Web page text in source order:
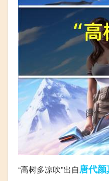
“高树多凉吹”出自唐代颜